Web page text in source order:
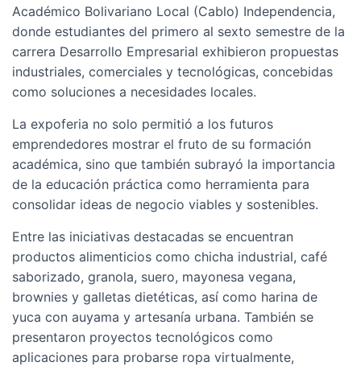
Académico Bolivariano Local (Cablo) Independencia,
donde estudiantes del primero al sexto semestre de la
carrera Desarrollo Empresarial exhibieron propuestas
industriales, comerciales y tecnológicas, concebidas
como soluciones a necesidades locales.
La expoferia no solo permitió a los futuros
emprendedores mostrar el fruto de su formación
académica, sino que también subrayó la importancia
de la educación práctica como herramienta para
consolidar ideas de negocio viables y sostenibles.
Entre las iniciativas destacadas se encuentran
productos alimenticios como chicha industrial, café
saborizado, granola, suero, mayonesa vegana,
brownies y galletas dietéticas, así como harina de
yuca con auyama y artesanía urbana. También se
presentaron proyectos tecnológicos como
aplicaciones para probarse ropa virtualmente,